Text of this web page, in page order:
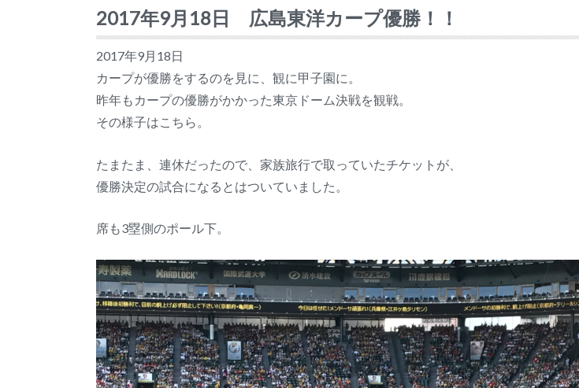
2017年9月18日 広島東洋カープ優勝！！
2017年9月18日
カープが優勝をするのを見に、観に甲子園に。
昨年もカープの優勝がかかった東京ドーム決戦を観戦。
その様子はこちら。
たまたま、連休だったので、家族旅行で取っていたチケットが、
優勝決定の試合になるとはついていました。
席も3塁側のポール下。